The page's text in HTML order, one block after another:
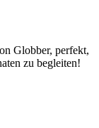
Globber, perfekt,
zu begleiten!